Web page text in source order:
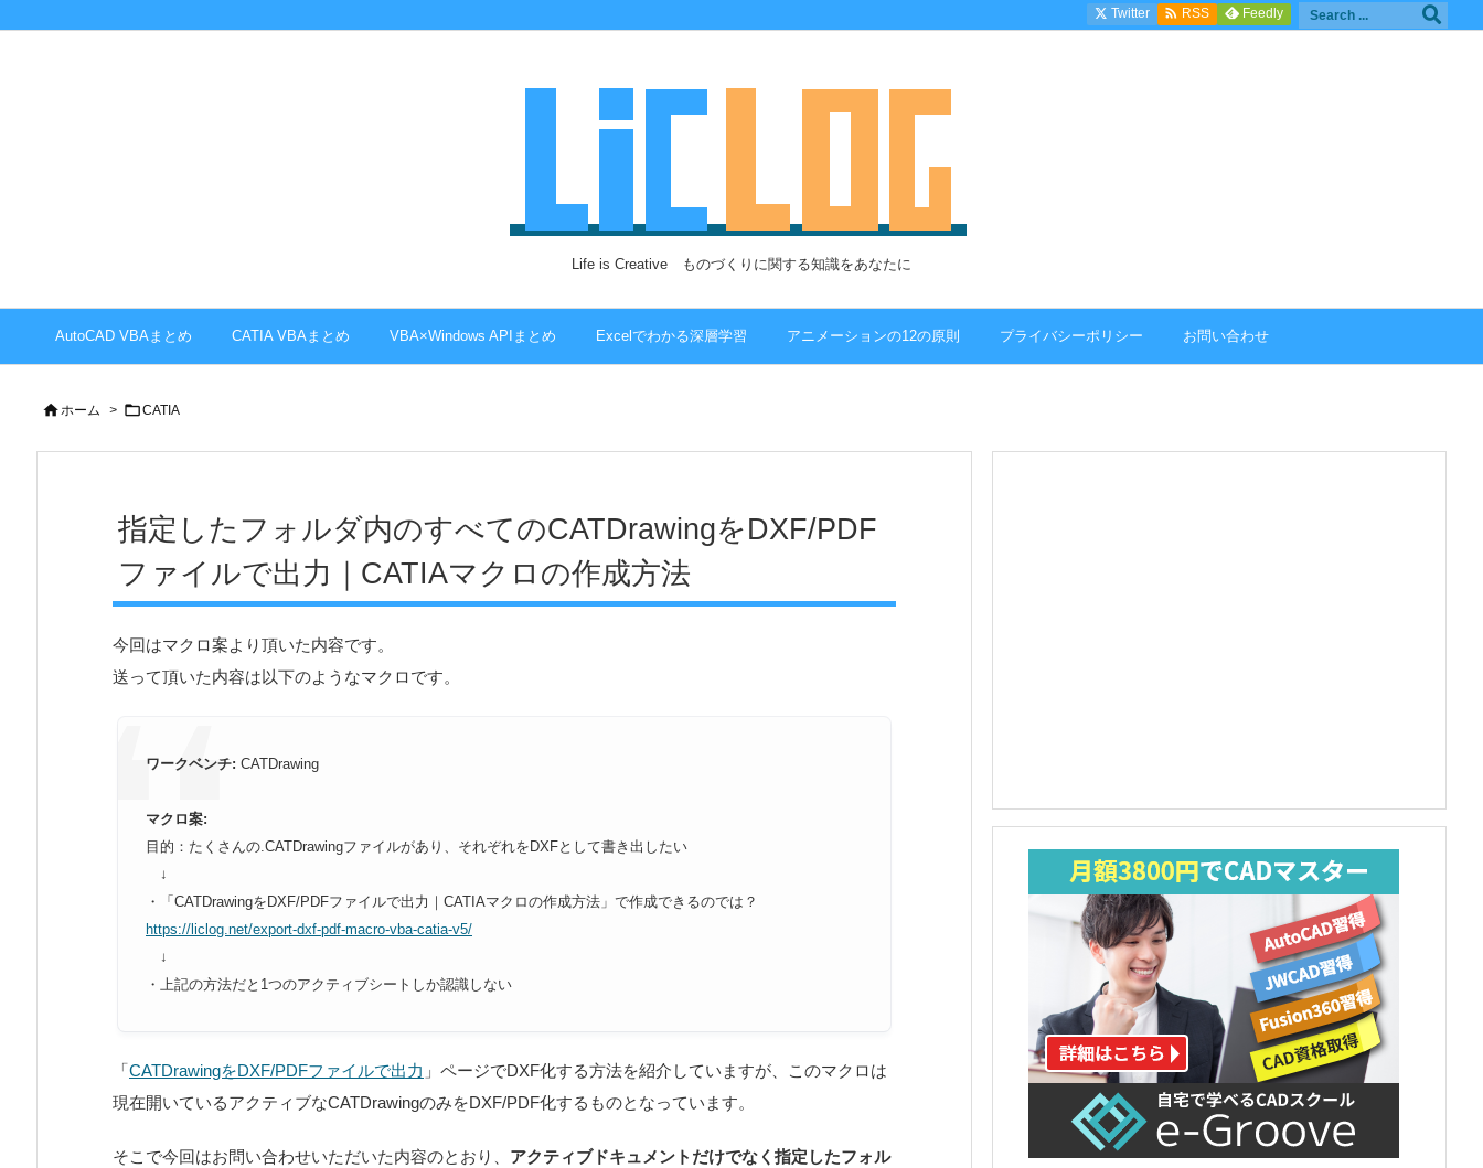
Life is Creative ものづくりに関する知識をあなたに
AutoCAD VBAまとめ CATIA VBAまとめ VBA×Windows APIまとめ Excelでわかる深層学習 アニメーションの12の原則 プライバシーポリシー お問い合わせ
Twitter  RSS Feedly
 ホーム > CATIA
指定したフォルダ内のすべてのCATDrawingをDXF/PDF
ファイルで出力｜CATIAマクロの作成方法
今回はマクロ案より頂いた内容です。
送って頂いた内容は以下のようなマクロです。
ワークベンチ: CATDrawing
マクロ案:
目的：たくさんの.CATDrawingファイルがあり、 それぞれをDXFとして書き出したい
↓
・「CATDrawingをDXF/PDFファイルで出力｜ CATIAマクロの作成方法」で作成できるのでは？
https://liclog.net/export-dxf-pdf-macro-vba-catia-v5/
↓
・上記の方法だと1つのアクティブシートしか認識しない
「CATDrawingをDXF/PDFファイルで出力 」ページでDXF化する方法を紹介していますが、このマクロは
現在開いているアクティブなCATDrawingのみをDXF/PDF化するものとなっています。
そこで今回はお問い合わせいただいた内容のとおり、 アクティブドキュメントだけでなく指定したフォル